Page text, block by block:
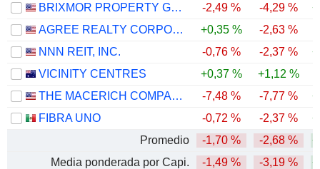
BRIXMOR PROPERTY GROUP INC.
-2,49 % -4,29 %
AGREE REALTY CORPORATION
+0,35 % -2,63 %
NNN REIT, INC.
-0,76 % -2,37 %
VICINITY CENTRES
+0,37 % +1,12 %
THE MACERICH COMPANY
-7,48 % -7,77 %
FIBRA UNO
-0,72 % -2,37 %
Promedio
-1,70 % -2,68 %
Media ponderada por Capi.
-1,49 % -3,19 %